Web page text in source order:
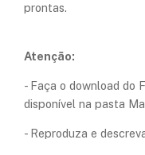
prontas.
Atenção:
- Faça o download do
disponível na pasta
- Reproduza e